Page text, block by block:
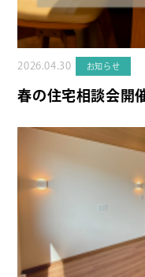
2026.04.30 お知らせ
春の住宅相談会